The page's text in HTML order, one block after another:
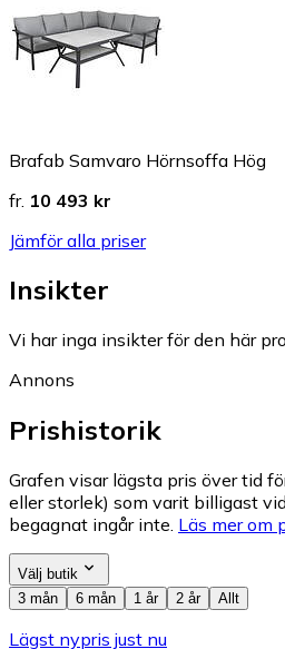
Brafab Samvaro Hörnsoffa Hög
fr. 10 493 kr
Jämför alla priser
Insikter
Vi har inga insikter för den här
Annons
Prishistorik
Grafen visar lägsta pris över tid
eller storlek) som varit billigast
begagnat ingår inte. Läs mer om
Välj butik
3 mån
6 mån 1 år 2 år Allt
Lägst nypris just nu